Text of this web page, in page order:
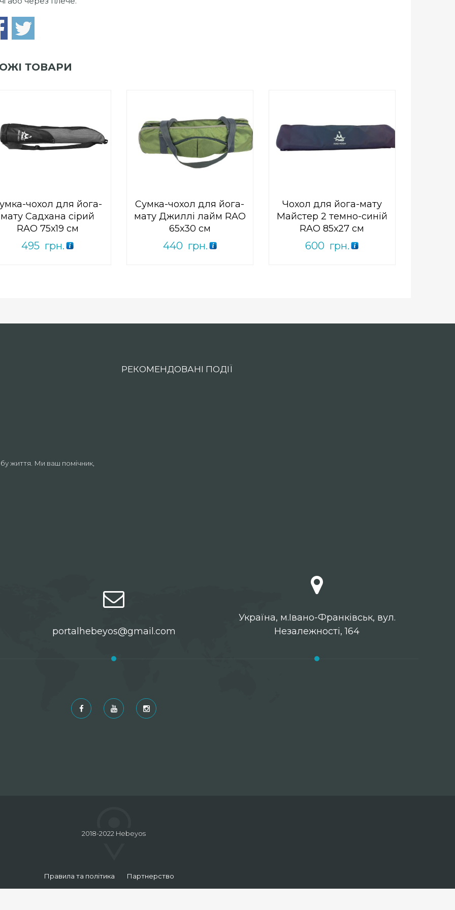
ТОВАРИ
чохол для йога-
мату Садхана сірий
RAO 75х19 см
495 грн.
0out
of
5
ПРИДБАТИ
Add to Wishlist
Сумка-чохол для йога-
мату Джиллі лайм RAO
65х30 см
440 грн.
0out
of
5
ПРИДБАТИ
Add to Wishlist
Чохол для йога-мату
Майстер 2 темно-синій
RAO 85х27 см
600 грн.
5ПРИДБАТИ
Add to Wishlist
життя. Ми ваш помічник,
РЕКОМЕНДОВАНІ ПОДІЇ
portalhebeyos@gmail.com
Українa, м.Івано-Франківськ, вул.
Незалежності, 164
2018-2022 Hebeyos
Правила та політика Партнерство